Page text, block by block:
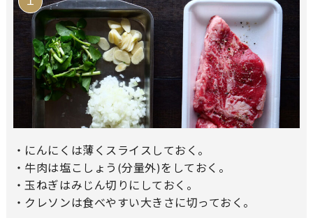
・にんにくは薄くスライスしておく。
・牛肉は塩こしょう(分量外)をしておく。
・玉ねぎはみじん切りにしておく。
・クレソンは食べやすい大きさに切っておく。